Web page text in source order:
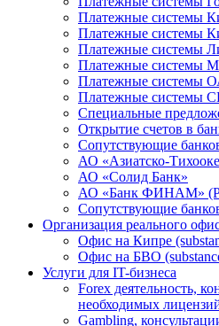
Платежные системы
Платежные системы
Платежные системы
Платежные системы
Платежные системы
Платежные системы
Специальные
Открытие счетов в
Сопутствующие
АО «Азиатско-
АО «Солид Банк»
АО «Банк ФИНАМ»
Сопутствующие
Организация реального
Офис на Кипре
Офис на БВО
Услуги для IT-бизнеса
Forex деятельность,
необходимых
Gambling,